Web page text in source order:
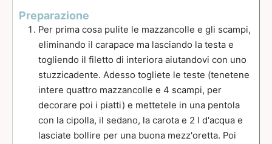
Preparazione
Per prima cosa pulite le mazzancolle e gli scampi,
eliminando il carapace ma lasciando la testa e
togliendo il filetto di interiora aiutandovi con uno
stuzzicadente. Adesso togliete le teste (tenetene
intere quattro mazzancolle e 4 scampi, per
decorare poi i piatti) e mettetele in una pentola
con la cipolla, il sedano, la carota e 2 l d'acqua e
lasciate bollire per una buona mezz'oretta. Poi